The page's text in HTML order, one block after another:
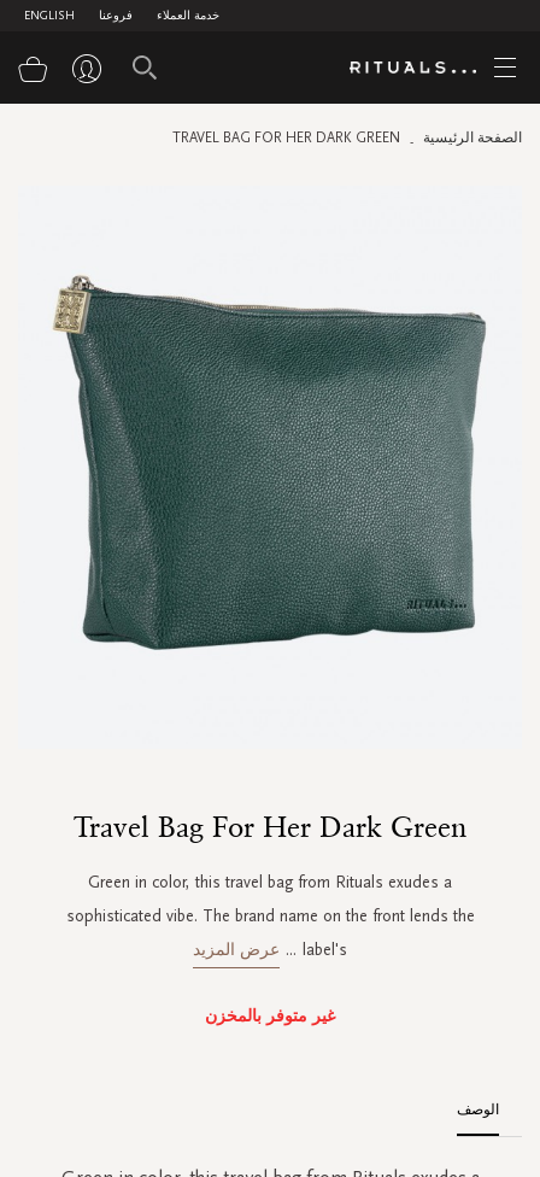
ENGLISH فروعنا خدمة العملاء
الصفحة الرئيسية TRAVEL BAG FOR HER DARK GREEN
images
gallery
Travel Bag For Her Dark Green
Green in color, this travel bag from Rituals exudes a
sophisticated vibe. The brand name on the front lends the
label's
... عرض المزيد
غير متوفر بالمخزن
الوصف